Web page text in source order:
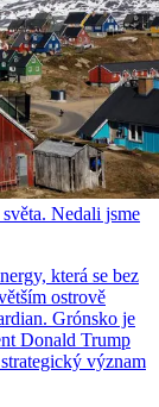
Nedali jsme
která se bez
ostrově
Grónsko je
Donald Trump
význam